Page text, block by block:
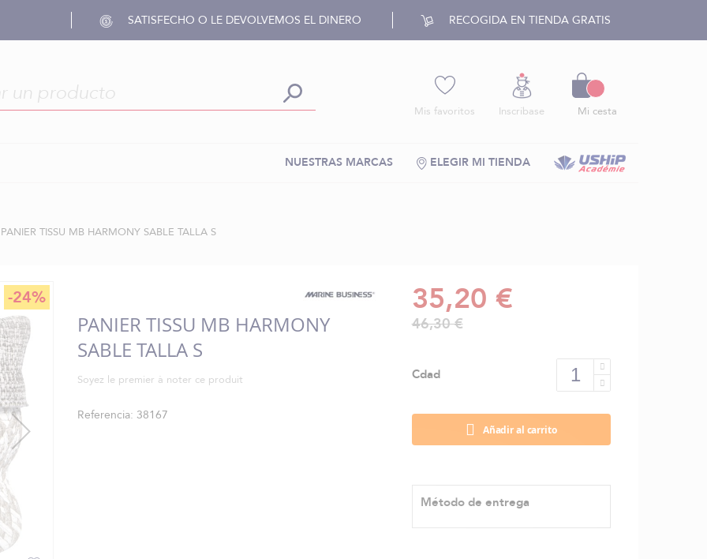
SATISFECHO O LE DEVOLVEMOS EL DINERO RECOGIDA EN TIENDA GRATIS
Mis favoritos Inscríbase Mi cesta
ELEGIR MI TIENDA
NUESTRAS MARCAS
PANIER TISSU MB HARMONY SABLE TALLA S
-24%
PANIER TISSU MB HARMONY
SABLE TALLA S
Soyez le premier à noter ce produit
Referencia 38167
35,20 €
46,30 €
Cdad
Añadir al carrito
Método de entrega